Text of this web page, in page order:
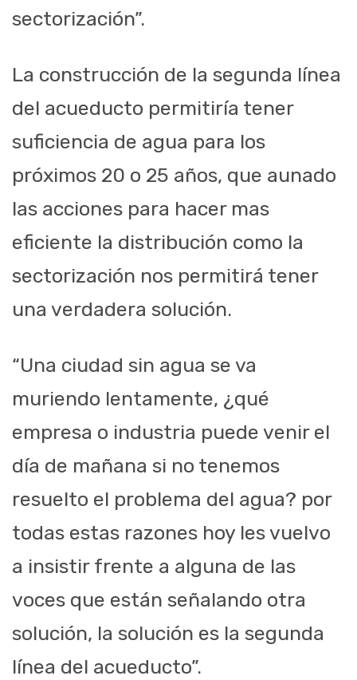
sectorización”.
La construcción de la segunda línea
del acueducto permitiría tener
suficiencia de agua para los
próximos 20 o 25 años, que aunado
las acciones para hacer mas
eficiente la distribución como la
sectorización nos permitirá tener
una verdadera solución.
“Una ciudad sin agua se va
muriendo lentamente, ¿qué
empresa o industria puede venir el
día de mañana si no tenemos
resuelto el problema del agua? por
todas estas razones hoy les vuelvo
a insistir frente a alguna de las
voces que están señalando otra
solución, la solución es la segunda
línea del acueducto”.